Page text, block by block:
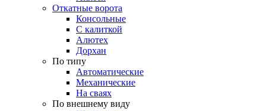
Откатные ворота
Консольные
С калиткой
Алютех
Дорхан
По типу
Автоматические
Механические
На сваях
По внешнему виду